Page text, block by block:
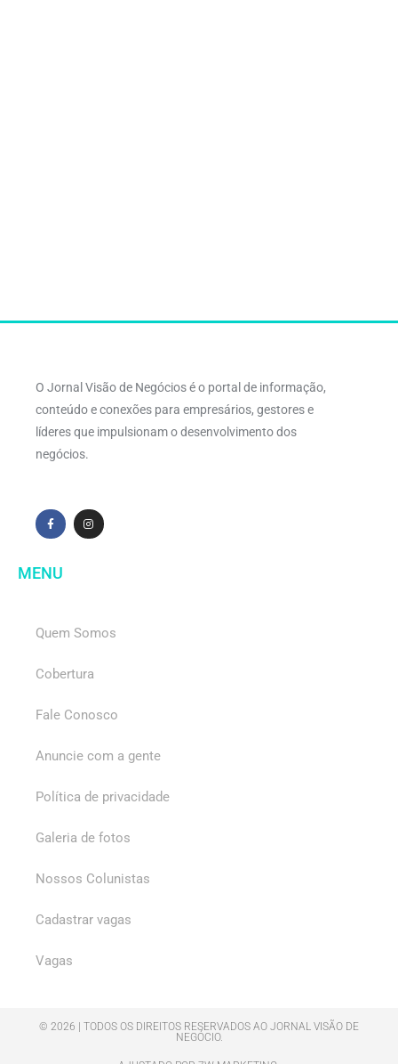
O Jornal Visão de Negócios é o portal de informação,
conteúdo e conexões para empresários, gestores e
líderes que impulsionam o desenvolvimento dos
negócios.
MENU
Quem Somos
Cobertura
Fale Conosco
Anuncie com a gente
Política de privacidade
Galeria de fotos
Nossos Colunistas
Cadastrar vagas
Vagas
© 2026 | TODOS OS DIREITOS RESERVADOS AO JORNAL VISÃO DE
NEGÓCIO.